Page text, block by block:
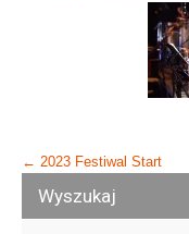
Post
navigation
← 2023 Festiwal Start
Wyszukaj